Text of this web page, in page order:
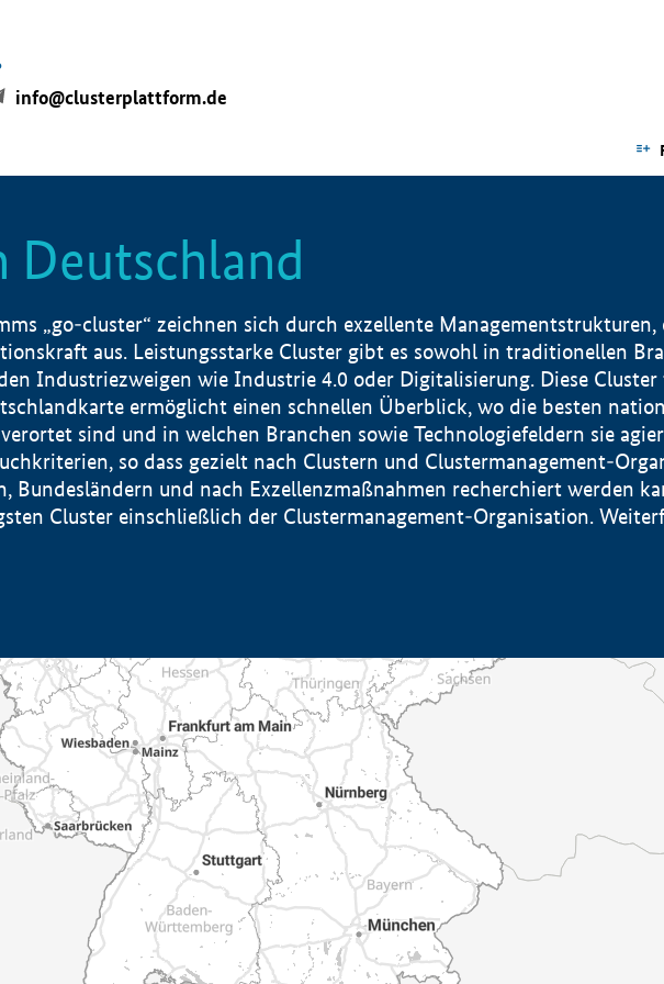
info@clusterplattform.de
Deutschland
„go-cluster“ zeichnen sich durch exzellente Managementstrukturen,
aus. Leistungsstarke Cluster gibt es sowohl in traditionellen
Industriezweigen wie Industrie 4.0 oder Digitalisierung. Diese
ermöglicht einen schnellen Überblick, wo die besten
sind und in welchen Branchen sowie Technologiefeldern sie
so dass gezielt nach Clustern und Clustermanagement-
Bundesländern und nach Exzellenzmaßnahmen recherchiert werden
Cluster einschließlich der Clustermanagement-Organisation.